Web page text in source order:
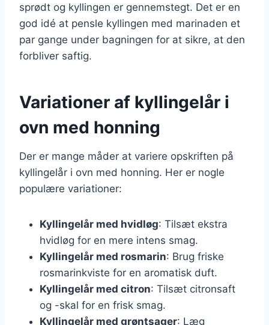
sprødt og kyllingen er gennemstegt. Det er en
god idé at pensle kyllingen med marinaden et
par gange under bagningen for at sikre, at den
forbliver saftig.
Variationer af kyllingelår i
ovn med honning
Der er mange måder at variere opskriften på
kyllingelår i ovn med honning. Her er nogle
populære variationer:
Kyllingelår med hvidløg: Tilsæt ekstra
hvidløg for en mere intens smag.
Kyllingelår med rosmarin: Brug friske
rosmarinkviste for en aromatisk duft.
Kyllingelår med citron: Tilsæt citronsaft
og -skal for en frisk smag.
Kyllingelår med grøntsager: Læg